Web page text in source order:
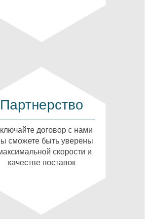
Партнерство
договор с нами
сможете быть уверены
скорости и
качестве поставок